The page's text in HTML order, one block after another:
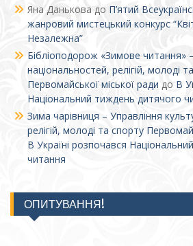
Яна Данькова до П’ятий
жанровий мистецький конкурс
Незалежна”
Бібліоподорож «Зимове читання»
національностей, релігій, молоді
Первомайської міської ради до В
Національний тиждень дитячого
Зима чарівниця – Управління
релігій, молоді та спорту
В Україні розпочався
читання
ОПИТУВАННЯ!